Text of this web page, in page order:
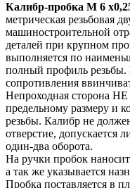
Калибр-пробка М 6
метрическая резьбовая
машиностроительной
деталей при крупном
выполняется по
полный профиль резьбы.
сопротивления
Непроходная сторона
предельному размеру и
резьбы. Калибр не
отверстие, допускается
один-два оборота.
На ручки пробок
а так же указывается
Пробка поставляется в